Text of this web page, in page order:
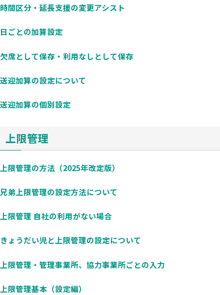
時間区分・延長支援の変更アシスト
日ごとの加算設定
欠席として保存・利用なしとして保存
送迎加算の設定について
送迎加算の個別設定
上限管理
上限管理の方法（2025年改定版）
兄弟上限管理の設定方法について
上限管理 自社の利用がない場合
きょうだい児と上限管理の設定について
上限管理・管理事業所、協力事業所ごとの入力
上限管理基本（設定編）